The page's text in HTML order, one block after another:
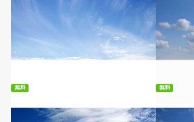
無料ダウンロード
無料 無料